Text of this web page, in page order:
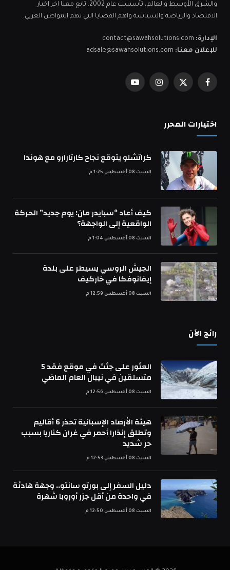
والشرق الأوسط والعالم، تأسست عام 2002. تابع معنا اخر اخبار
الاقتصاد والرياضة والسياسة واهم القضايا التي تهم المواطن العربي.
الإدارة: contact@sawahsolutions.com
للإعلان معنا: adsale@sawahsolutions.com
فيسبوكX
الانستغراميوتيوب
اختيارات المحرر
كراتشلو يتوقع نجاح كارتارارو مع هوندا
السبت 08 أغسطس 1:25 م
كيف أعاد “سبايدر مان: يوم جديد” الحركة
الواقعية إلى الواجهة؟
السبت 08 أغسطس 1:04 م
الجيش الروسي يسيطر على بلدة
إيفانوفكا في خاركيف
السبت 08 أغسطس 12:59 م
رائج الآن
العثور على جثث في موقع فقد 5
متسلقين في نيبال العام الماضي
السبت 08 أغسطس 12:56 م
هيئة الأرصاد الإسبانية تحذر 6 أقاليم
وتطلق إنذارا أحمر في غران كناريا بسبب
حر شديد
السبت 08 أغسطس 12:53 م
دليل السفر إلى بورتو سانتو.. وجهة هادئة
في واحدة من أقل جزر أوروبا شهرة
السبت 08 أغسطس 12:50 م